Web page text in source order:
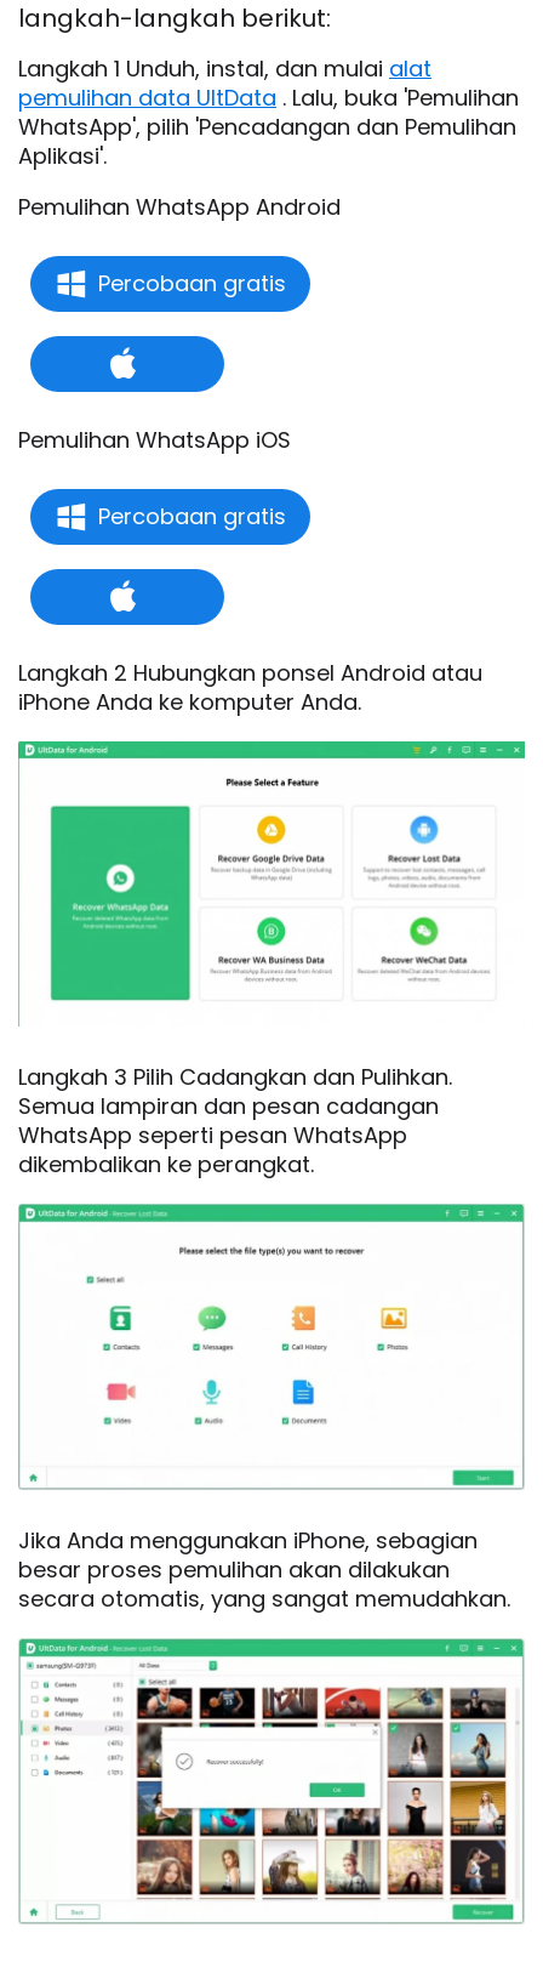
langkah-langkah berikut:
Langkah 1 Unduh, instal, dan mulai alat
pemulihan data UltData . Lalu, buka 'Pemulihan
WhatsApp', pilih 'Pencadangan dan Pemulihan
Aplikasi'.
Pemulihan WhatsApp Android
Percobaan gratis
Pemulihan WhatsApp iOS
Percobaan gratis
Langkah 2 Hubungkan ponsel Android atau
iPhone Anda ke komputer Anda.
Langkah 3 Pilih Cadangkan dan Pulihkan.
Semua lampiran dan pesan cadangan
WhatsApp seperti pesan WhatsApp
dikembalikan ke perangkat.
Jika Anda menggunakan iPhone, sebagian
besar proses pemulihan akan dilakukan
secara otomatis, yang sangat memudahkan.